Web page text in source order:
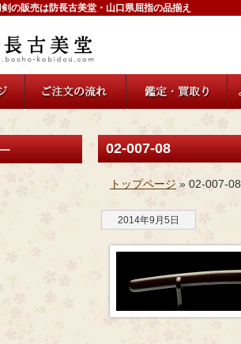
の販売は防長古美堂・山口県屈指の品揃え
02-007-08
トップページ » 02-007-08
2014年9月5日